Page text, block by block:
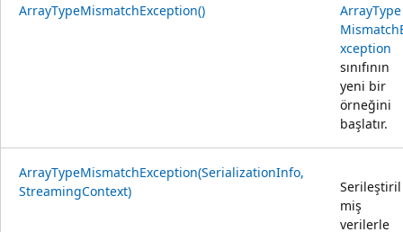
ArrayTypeMismatchException()
ArrayType
xception
sınıfının
yeni bir
örneğini
başlatır.
ArrayTypeMismatchException(SerializationInfo,
StreamingContext)
Serileştiril
miş
verilerle